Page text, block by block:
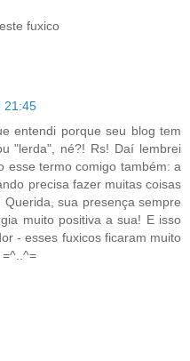
fuxico
21:45
entendi porque seu blog tem
"lerda", né?! Rs! Daí lembrei
esse termo comigo também: a
precisa fazer muitas coisas
sua presença sempre
muito positiva a sua! E isso
- esses fuxicos ficaram muito